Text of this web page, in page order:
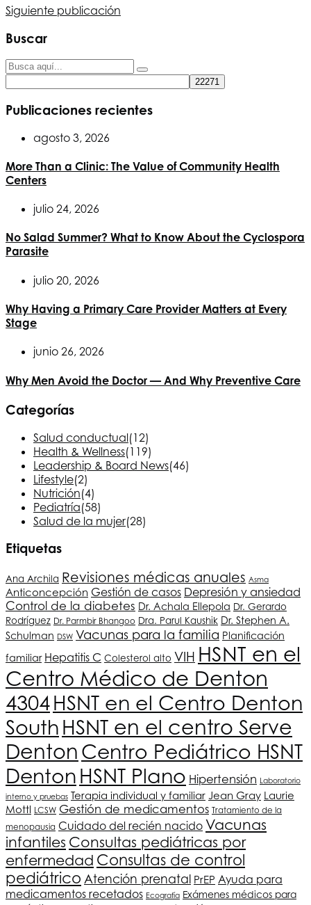
Siguiente publicación
Buscar
Publicaciones recientes
agosto 3, 2026
More Than a Clinic: The Value of Community Health
Centers
julio 24, 2026
No Salad Summer? What to Know About the Cyclospora
Parasite
julio 20, 2026
Why Having a Primary Care Provider Matters at Every
Stage
junio 26, 2026
Why Men Avoid the Doctor — And Why Preventive Care
Categorías
Salud conductual(12)
Health & Wellness(119)
Leadership & Board News(46)
Lifestyle(2)
Nutrición(4)
Pediatría(58)
Salud de la mujer(28)
Etiquetas
Ana Archila Revisiones médicas anuales Asma
Anticoncepción Gestión de casos Depresión y ansiedad
Control de la diabetes Dr. Achala Ellepola Dr. Gerardo
Rodríguez Dr. Parmbir Bhangoo Dra. Parul Kaushik Dr. Stephen A.
Schulman DSW Vacunas para la familia Planificación
familiar Hepatitis C Colesterol alto VIH HSNT en el
Centro Médico de Denton
4304HSNT en el Centro Denton
South HSNT en el centro Serve
Denton Centro Pediátrico HSNT
Denton HSNT Plano Hipertensión Laboratorio
interno y pruebas Terapia individual y familiar Jean Gray Laurie
Mottl LCSW Gestión de medicamentos Tratamiento de la
menopausia Cuidado del recién nacido Vacunas
infantiles Consultas pediátricas por
enfermedad Consultas de control
pediátrico Atención prenatal PrEP Ayuda para
medicamentos recetados Ecografía Exámenes médicos para